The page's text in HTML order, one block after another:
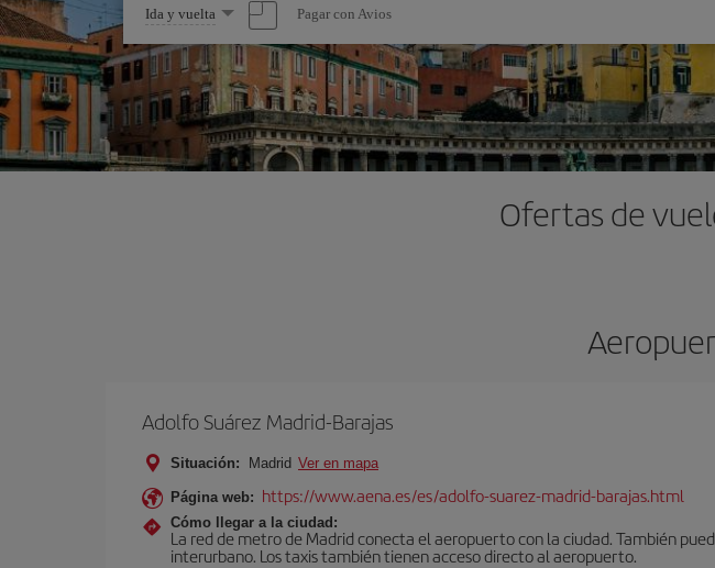
Seleccione
una
opción
Ida y vuelta Pagar con Avios
Ofertas de
Adolfo Suárez Madrid-Barajas
Situación: Madrid Ver en mapa
Página web: https://www.aena.es/es/adolfo-suarez-madrid-barajas.html
Cómo llegar a la ciudad:
La red de metro de Madrid conecta el aeropuerto con la ciudad. También
interurbano. Los taxis también tienen acceso directo al aeropuerto.